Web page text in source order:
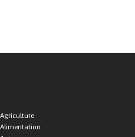
Agriculture
Alimentation